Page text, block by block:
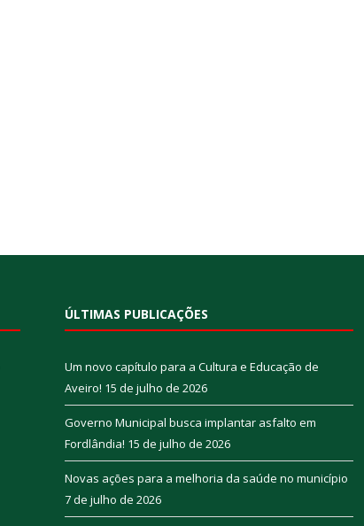
ÚLTIMAS PUBLICAÇÕES
Um novo capítulo para a Cultura e Educação de
Aveiro! 15 de julho de 2026
Governo Municipal busca implantar asfalto em
Fordlândia! 15 de julho de 2026
Novas ações para a melhoria da saúde no município
7 de julho de 2026